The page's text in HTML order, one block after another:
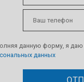
данную форму, я даю
данных